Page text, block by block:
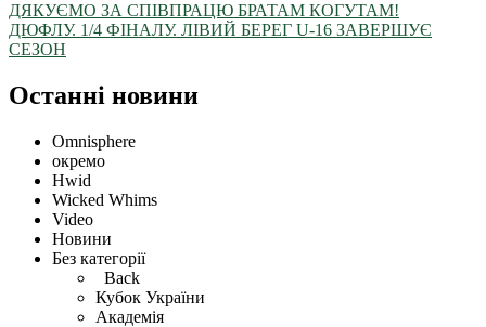
ДЯКУЄМО ЗА СПІВПРАЦЮ БРАТАМ КОГУТАМ!
ДЮФЛУ. 1/4 ФІНАЛУ. ЛІВИЙ БЕРЕГ U-16 ЗАВЕРШУЄ
СЕЗОН
Останні новини
Omnisphere
окремо
Hwid
Wicked Whims
Video
Новини
Без категорії
Back
Кубок України
Академія